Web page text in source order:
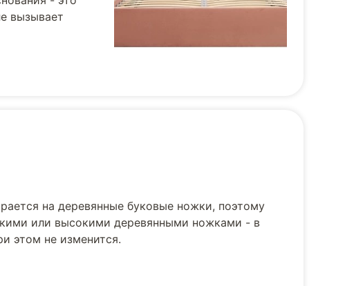
вызывает
на деревянные буковые ножки, поэтому
или высокими деревянными ножками - в
этом не изменится.